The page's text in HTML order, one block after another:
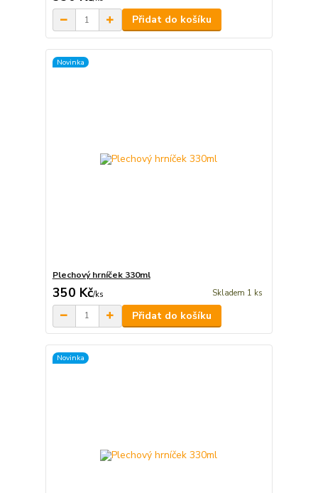
Přidat do košíku
Novinka
Plechový hrníček 330ml
350 Kč/ks Skladem 1 ks
Přidat do košíku
Novinka